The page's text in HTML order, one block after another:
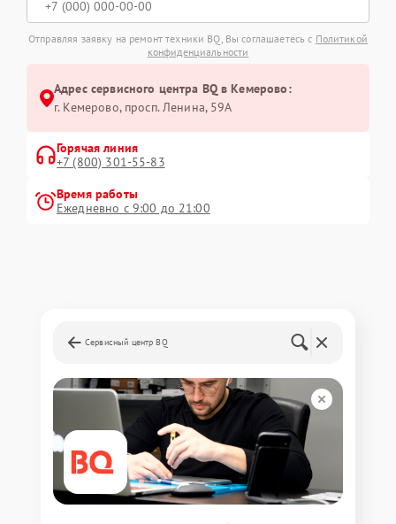
Отправляя заявку на ремонт техники BQ, Вы соглашаетесь с Политикой
конфиденциальности
Адрес сервисного центра BQ в Кемерово:
г. Кемерово, просп. Ленина, 59А
Горячая линия
+7 (800) 301-55-83
Время работы
Ежедневно с 9:00 до 21:00
Сервисный центр BQ